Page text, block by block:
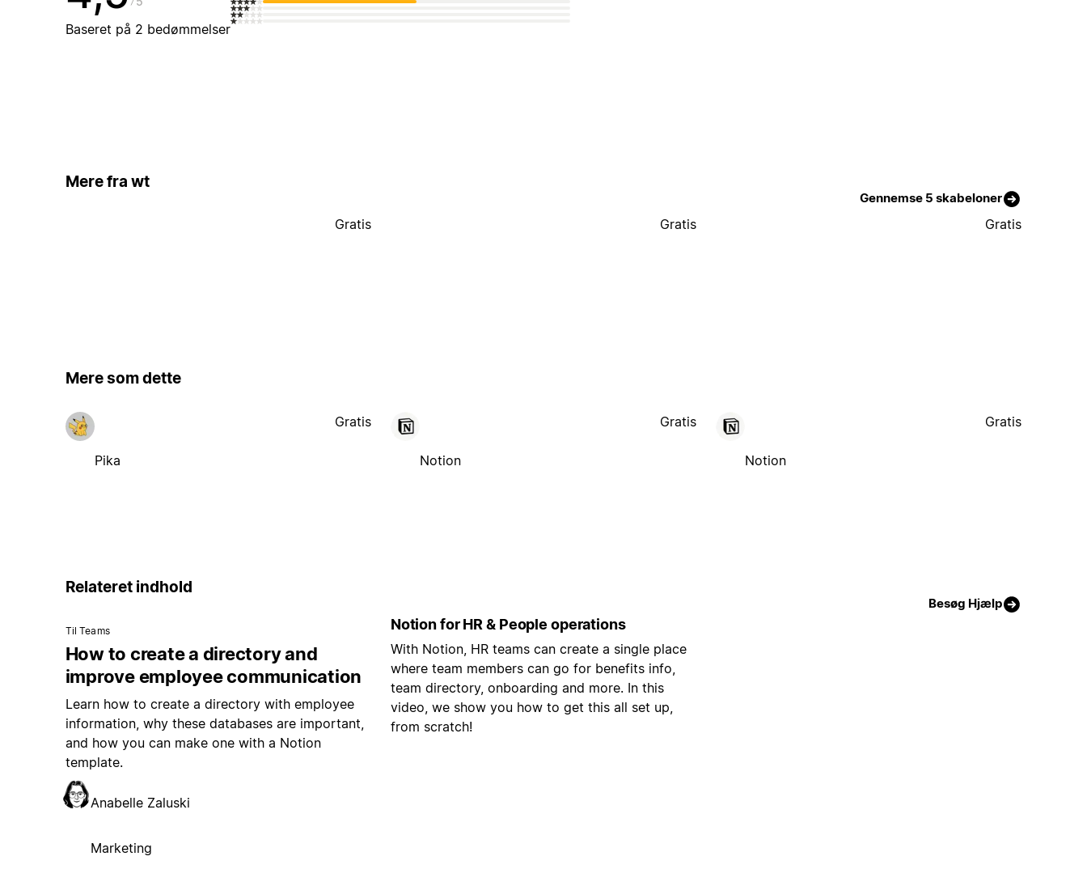
Baseret på 2 bedømmelser
Mere fra wt
Gennemse 5 skabeloner
Gratis Gratis Gratis
Mere som dette
Pika
Gratis
Notion
Gratis
Notion
Gratis
Relateret indhold
Besøg Hjælp
Til Teams
How to create a directory and
improve employee communication
Learn how to create a directory with employee
information, why these databases are important,
and how you can make one with a Notion
template.
Anabelle Zaluski
Marketing
Notion for HR & People operations
With Notion, HR teams can create a single place
where team members can go for benefits info,
team directory, onboarding and more. In this
video, we show you how to get this all set up,
from scratch!